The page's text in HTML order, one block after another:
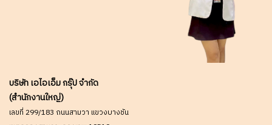
บริษัท เอไอเอ็ม กรุ๊ป จำกัด
(สำนักงานใหญ่)
เลขที่ 299/183 ถนนสามวา แขวงบางชัน